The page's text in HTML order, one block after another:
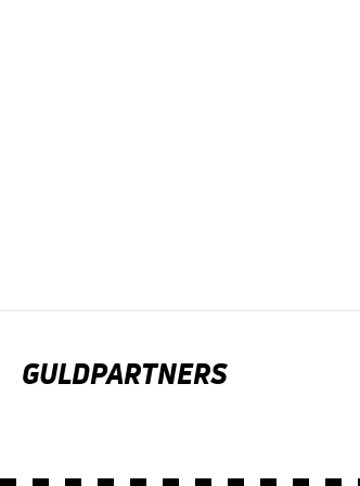
GULDPARTNERS